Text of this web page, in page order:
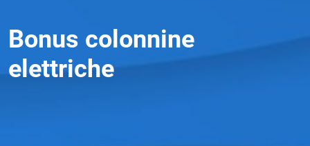
Bonus colonnine
elettriche